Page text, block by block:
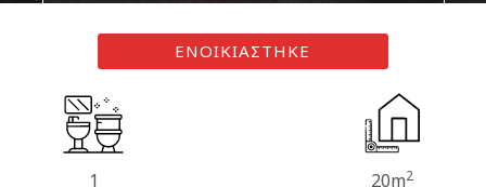
ΕΝΟΙΚΙΑΣΤΗΚΕ
1 20m2